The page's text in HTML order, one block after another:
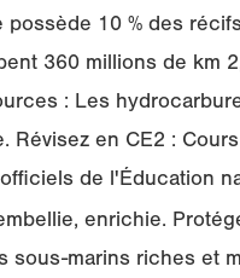
10 % des
360 millions de km
: Les
Révisez en CE2 :
de l'Éducation
enrichie.
sous-marins riches et